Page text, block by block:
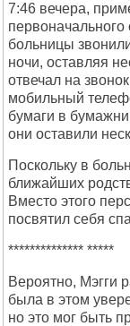
7:46 вечера,
больницы
ночи, оставляя
отвечал на
мобильный
бумаги в
они оставили
Поскольку в
ближайших
Вместо этого
посвятил себя
************** *****
Вероятно, Мэгги
была в этом
но это мог быть